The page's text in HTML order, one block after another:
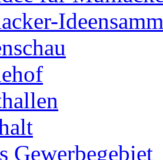
Gewerbegebiet